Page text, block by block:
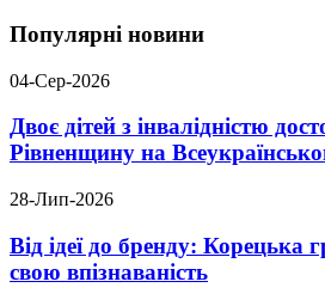
Популярні новини
04-Сер-2026
Двоє дітей з інвалідністю
Рівненщину на
28-Лип-2026
Від ідеї до бренду: Корецька
свою впізнаваність